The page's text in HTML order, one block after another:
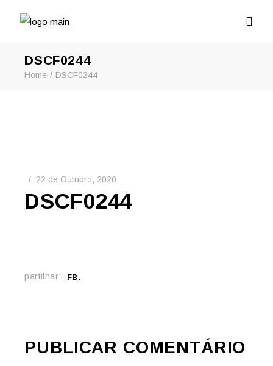
DSCF0244
Home DSCF0244
22 de Outubro, 2020
DSCF0244
partilhar: FB
PUBLICAR COMENTÁRIO